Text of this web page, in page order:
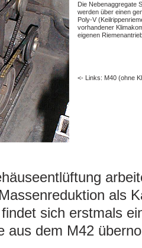
Die Nebenaggregate
werden über einen
Poly-V
vorhandener
eigenen
<- Links: M40 (ohne
als
sich erstmals
aus dem M42